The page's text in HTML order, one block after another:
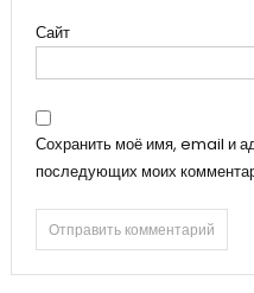
Сайт
Сохранить моё имя, email и
последующих моих